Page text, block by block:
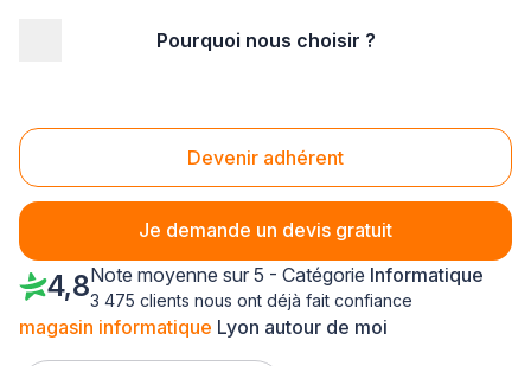
Pourquoi nous choisir ?
Devenir adhérent
Je demande un devis gratuit
Magasin informatique Lyon (69000)
magasin informatique Lyon autour de moi
4,8Note moyenne sur 5 - Catégorie Informatique
3 475 clients nous ont déjà fait confiance